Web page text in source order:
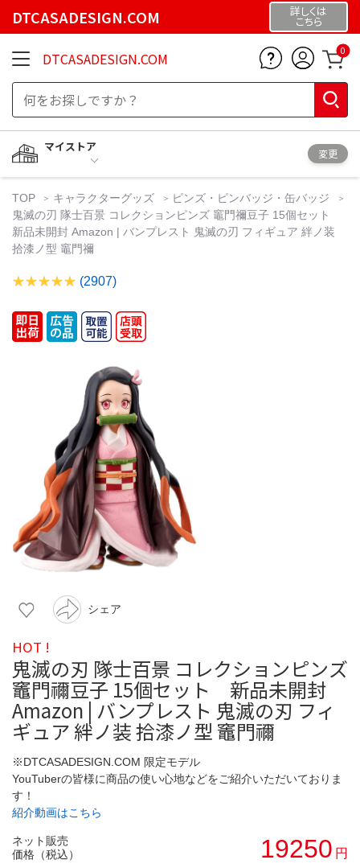
DTCASADESIGN.COM 詳しくは
こちら
DTCASADESIGN.COM 0
マイストア
変更
TOP キャラクターグッズ
ピンズ・ピンバッジ・缶バッジ
鬼滅の刃 隊士百景 コレクションピンズ 竈門禰豆子 15個セット
新品未開封 Amazon | バンプレスト 鬼滅の刃 フィギュア 絆ノ装
拾漆ノ型 竈門禰
(2907)
シェア
HOT !
鬼滅の刃 隊士百景 コレクションピンズ
竈門禰豆子 15個セット 新品未開封
Amazon | バンプレスト 鬼滅の刃 フィ
ギュア 絆ノ装 拾漆ノ型 竈門禰
※DTCASADESIGN.COM 限定モデル
YouTuberの皆様に商品の使い心地などをご紹介いただいておりま
す！
紹介動画はこちら
ネット販売
価格（税込）
19250 円